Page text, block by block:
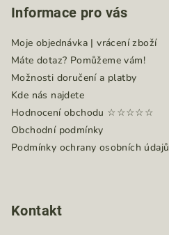
Informace pro vás
Moje objednávka | vrácení zboží
Máte dotaz? Pomůžeme vám!
Možnosti doručení a platby
Kde nás najdete
Hodnocení obchodu ☆☆☆☆☆
Obchodní podmínky
Podmínky ochrany osobních údajů
Kontakt